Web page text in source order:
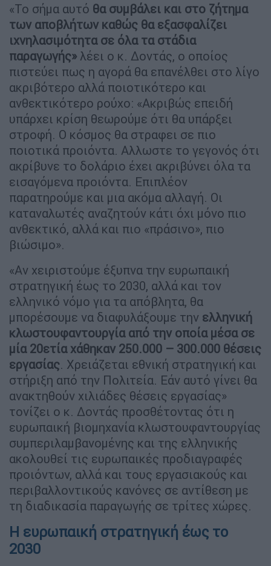
«Το σήμα αυτό θα συμβάλει και στο ζήτημα
των αποβλήτων καθώς θα εξασφαλίζει
ιχνηλασιμότητα σε όλα τα στάδια
παραγωγής» λέει ο κ. Δοντάς, ο οποίος
πιστεύει πως η αγορά θα επανέλθει στο λίγο
ακριβότερο αλλά ποιοτικότερο και
ανθεκτικότερο ρούχο: «Ακριβώς επειδή
υπάρχει κρίση θεωρούμε ότι θα υπάρξει
στροφή. Ο κόσμος θα στραφει σε πιο
ποιοτικά προιόντα. Αλλωστε το γεγονός ότι
ακρίβυνε το δολάριο έχει ακριβύνει όλα τα
εισαγόμενα προιόντα. Επιπλέον
παρατηρούμε και μια ακόμα αλλαγή. Οι
καταναλωτές αναζητούν κάτι όχι μόνο πιο
ανθεκτικό, αλλά και πιο «πράσινο», πιο
βιώσιμο».
«Αν χειριστούμε έξυπνα την ευρωπαική
στρατηγική έως το 2030, αλλά και τον
ελληνικό νόμο για τα απόβλητα, θα
μπορέσουμε να διαφυλάξουμε την ελληνική
κλωστουφαντουργία από την οποία μέσα σε
μία 20ετία χάθηκαν 250.000 – 300.000 θέσεις
εργασίας. Χρειάζεται εθνική στρατηγική και
στήριξη από την Πολιτεία. Εάν αυτό γίνει θα
ανακτηθούν χιλιάδες θέσεις εργασίας»
τονίζει ο κ. Δοντάς προσθέτοντας ότι η
ευρωπαική βιομηχανία κλωστουφαντουργίας
συμπεριλαμβανομένης και της ελληνικής
ακολουθεί τις ευρωπαικές προδιαγραφές
προιόντων, αλλά και τους εργασιακούς και
περιβαλλοντικούς κανόνες σε αντίθεση με
τη διαδικασία παραγωγής σε τρίτες χώρες.
Η ευρωπαική στρατηγική έως το
2030